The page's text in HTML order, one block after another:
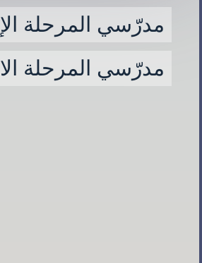
مدرّسي المرحلة
مدرّسي المرحلة